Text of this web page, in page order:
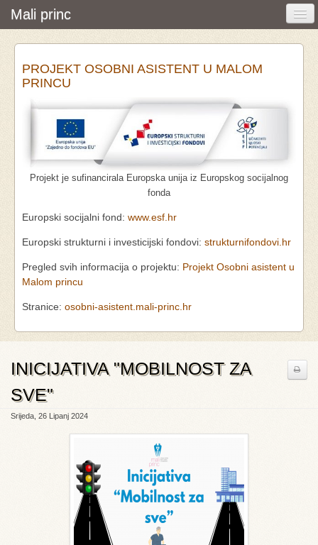
Mali princ
Početna
Vijesti i događanja
Udruga
Pretraživanje
PROJEKT OSOBNI ASISTENT U MALOM
PRINCU
Projekt je sufinancirala Europska unija iz Europskog socijalnog
fonda
Europski socijalni fond: www.esf.hr
Europski strukturni i investicijski fondovi: strukturnifondovi.hr
Pregled svih informacija o projektu: Projekt Osobni asistent u
Malom princu
Stranice: osobni-asistent.mali-princ.hr
INICIJATIVA "MOBILNOST ZA
SVE"
Srijeda, 26 Lipanj 2024